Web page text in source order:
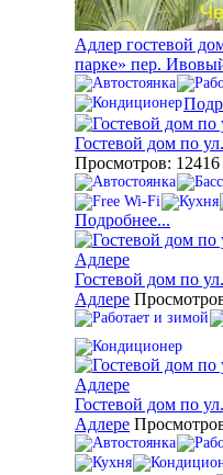
Адлер гостевой
парке» пер.
Гостевой дом по
Просмотров: 12416
Подробнее...
Гостевой дом по
Адлере
Гостевой дом по
Адлере